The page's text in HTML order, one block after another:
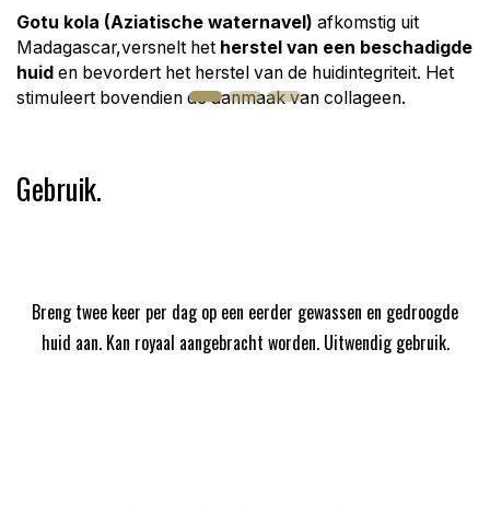
Gotu kola (Aziatische waternavel) afkomstig uit
Madagascar,versnelt het herstel van een beschadigde
huid en bevordert het herstel van de huidintegriteit. Het
stimuleert bovendien de aanmaak van collageen.
Gebruik.
Breng twee keer per dag op een eerder gewassen en gedroogde
huid aan. Kan royaal aangebracht worden. Uitwendig gebruik.